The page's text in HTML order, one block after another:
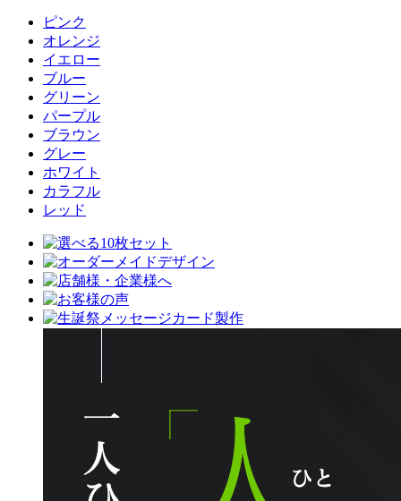
ピンク
オレンジ
イエロー
ブルー
グリーン
パープル
ブラウン
グレー
ホワイト
カラフル
レッド